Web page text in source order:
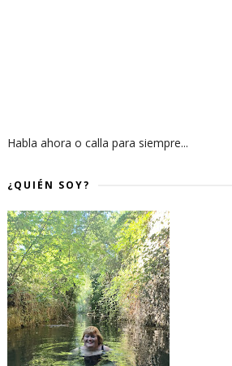
Habla ahora o calla para siempre...
¿QUIÉN SOY?